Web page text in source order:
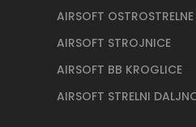
AIRSOFT OSTROSTRELNE
AIRSOFT STROJNICE
AIRSOFT BB KROGLICE
AIRSOFT STRELNI